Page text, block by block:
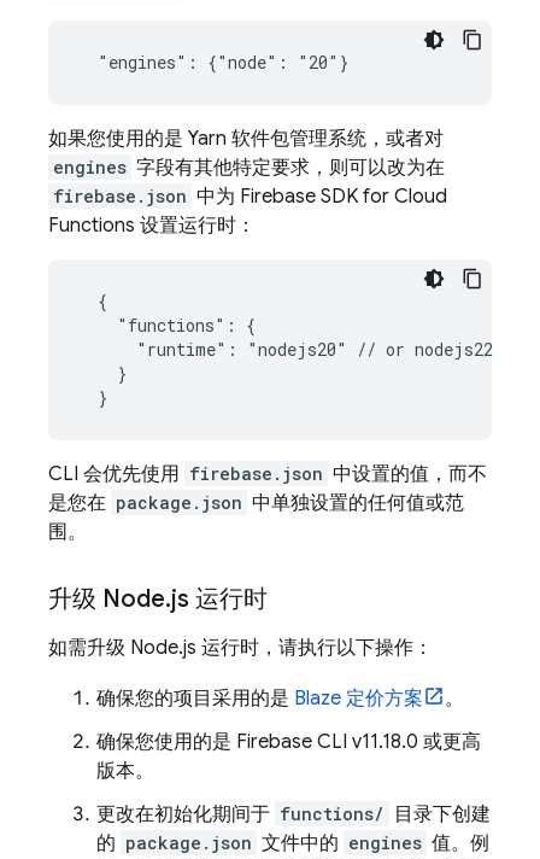
如果您使用的是 Yarn 软件包管理系统，或者对
engines 字段有其他特定要求，则可以改为在
firebase.json 中为 Firebase SDK for Cloud
Functions 设置运行时：
  {
    "functions": {
      "runtime": "nodejs20" // or nodejs22
    }
CLI 会优先使用 firebase.json 中设置的值，而不
是您在 package.json 中单独设置的任何值或范
围。
升级 Node.js 运行时
如需升级 Node.js 运行时，请执行以下操作：
确保您的项目采用的是 Blaze 定价方案
。
确保您使用的是 Firebase CLI v11.18.0 或更高
版本。
更改在初始化期间于 functions/
目录下创建
的 package.json 文件中的 engines 值。例